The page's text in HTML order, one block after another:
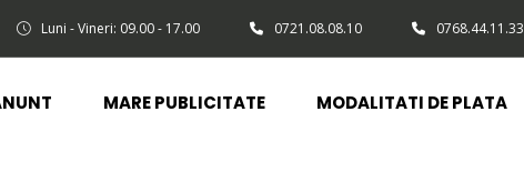
Luni - Vineri: 09.00 - 17.00 0721.08.08.10 0768.44.11.33
MARE PUBLICITATE MODALITATI DE PLATA